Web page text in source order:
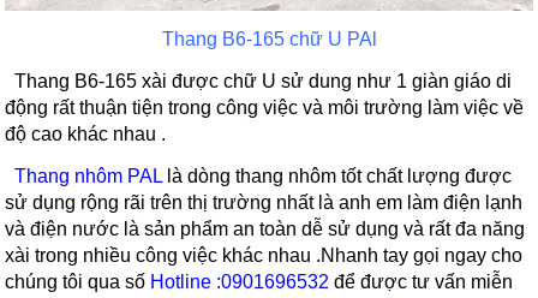
Thang B6-165 chữ U PAl
Thang B6-165 xài được chữ U sử dung như 1 giàn giáo di
động rất thuận tiện trong công việc và môi trường làm việc về
độ cao khác nhau .
Thang nhôm PAL là dòng thang nhôm tốt chất lượng được
sử dụng rộng rãi trên thị trường nhất là anh em làm điện lạnh
và điện nước là sản phẩm an toàn dễ sử dụng và rất đa năng
xài trong nhiều công việc khác nhau .Nhanh tay gọi ngay cho
chúng tôi qua số Hotline :0901696532 để được tư vấn miễn